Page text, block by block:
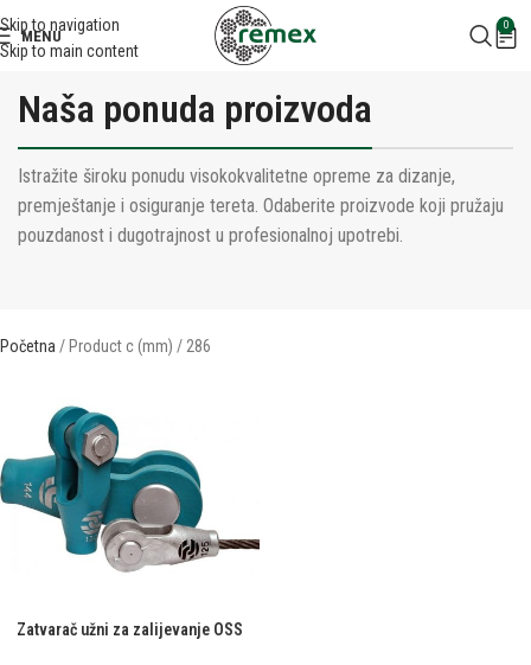
Skip to navigation
Skip to main content
MENU
0
Naša ponuda proizvoda
Istražite široku ponudu visokokvalitetne opreme za dizanje,
premještanje i osiguranje tereta. Odaberite proizvode koji pružaju
pouzdanost i dugotrajnost u profesionalnoj upotrebi.
Početna Product c (mm) 286
Zatvarač užni za zalijevanje OSS